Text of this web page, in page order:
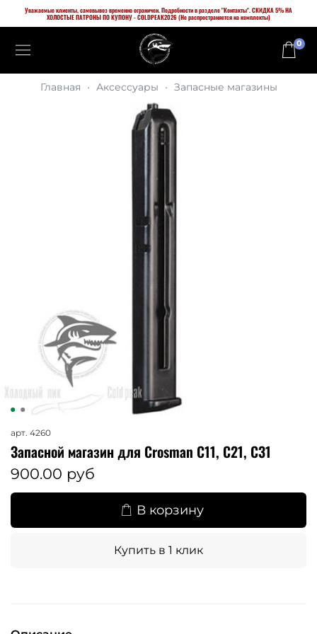
Уважаемые клиенты, самовывоз временно ограничен. Подробности в разделе "Контакты". СКИДКА 5% НА
ХОЛОСТЫЕ ПАТРОНЫ ПО КУПОНУ - COLDPEAK2026 (Не распространяется на комплекты)
0
Главная Аксессуары Запасные магазины
арт. 4260
Запасной магазин для Crosman C11, C21, C31
900.00 руб
В корзину
Купить в 1 клик